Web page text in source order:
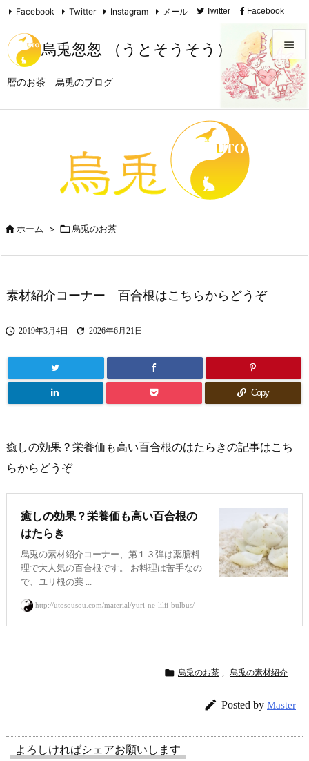
烏兎怱怱 （うとそうそう）
暦のお茶 烏兎のブログ


メニュ

Facebook Twitter Instagram メール Twitter Facebook
Instagram
ホーム > 烏兎のお茶
素材紹介コーナー 百合根はこちらからどうぞ
 2019年3月4日  2026年6月21日
Copy
癒しの効果？栄養価も高い百合根のはたらきの記事はこち
らからどうぞ
癒しの効果？栄養価も高い百合根の
はたらき
烏兎の素材紹介コーナー、第１３弾は薬膳料
理で大人気の百合根です。 お料理は苦手なの
で、ユリ根の薬 ...
http://utosousou.com/material/yuri-ne-lilii-bulbus/
 烏兎のお茶 , 烏兎の素材紹介
 Posted by Master
よろしければシェアお願いします